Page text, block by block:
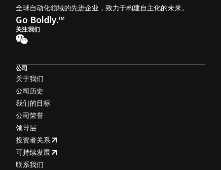
全球自动化领域的先进企业，致力于构建自主化的未来。
Go Boldly.™
关注我们
公司
关于我们
公司历史
我们的目标
公司荣誉
领导层
投资者关系
可持续发展
联系我们